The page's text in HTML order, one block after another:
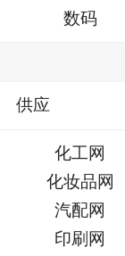
数码
供应
化工网
化妆品网
汽配网
印刷网